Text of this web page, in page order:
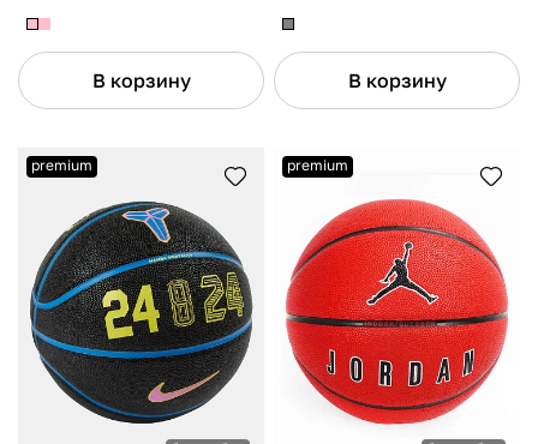
В корзину В корзину
premium premium